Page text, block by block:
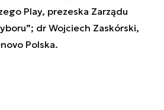
Play, prezeska Zarządu
dr Wojciech Zaskórski,
Polska.